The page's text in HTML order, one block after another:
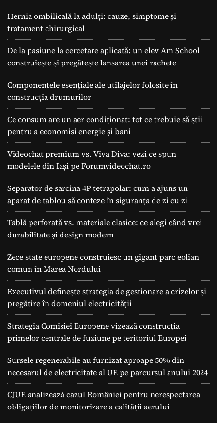
Hernia ombilicală la adulți: cauze, simptome și
tratament chirurgical
De la pasiune la cercetare aplicată: un elev Am School
construiește și pregătește lansarea unei rachete
Componentele esențiale ale utilajelor folosite în
construcția drumurilor
Ce consum are un aer condiționat: tot ce trebuie să știi
pentru a economisi energie și bani
Videochat premium vs. Viva Diva: vezi ce spun
modelele din Iași pe Forumvideochat.ro
Separator de sarcina 4P tetrapolar: cum a ajuns un
aparat de tablou să conteze în siguranța de zi cu zi
Tablă perforată vs. materiale clasice: ce alegi când vrei
durabilitate și design modern
Zece state europene construiesc un gigant parc eolian
comun în Marea Nordului
Executivul definește strategia de gestionare a crizelor și
pregătire în domeniul electricității
Strategia Comisiei Europene vizează construcția
primelor centrale de fuziune pe teritoriul Europei
Sursele regenerabile au furnizat aproape 50% din
necesarul de electricitate al UE pe parcursul anului 2024
CJUE analizează cazul României pentru nerespectarea
obligațiilor de monitorizare a calității aerului